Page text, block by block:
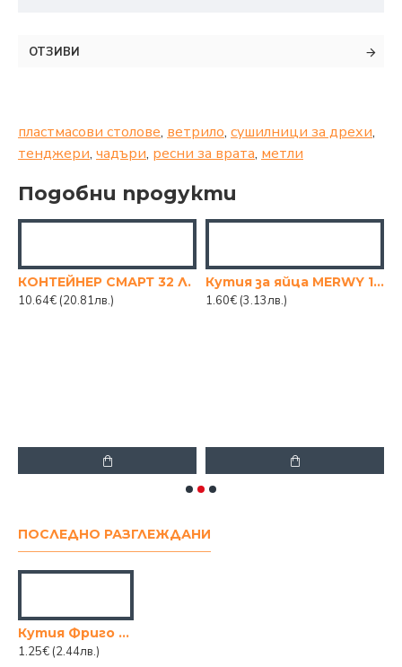
ОТЗИВИ
пластмасови столове, ветрило, сушилници за дрехи,
тенджери, чадъри, ресни за врата, метли
Подобни продукти
КОНТЕЙНЕР СМАРТ 32 Л.
10.64€ (20.81лв.)
Кутия за яйца MERWY 15бр
1.60€ (3.13лв.)
ПОСЛЕДНО РАЗГЛЕЖДАНИ
Кутия Фриго плюс 0.9l
1.25€ (2.44лв.)